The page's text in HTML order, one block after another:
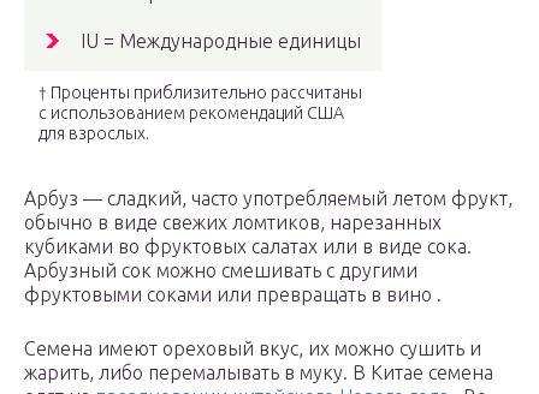
IU = Международные единицы
† Проценты приблизительно рассчитаны
с использованием рекомендаций США
для взрослых.
Арбуз — сладкий, часто употребляемый летом фрукт,
обычно в виде свежих ломтиков, нарезанных
кубиками во фруктовых салатах или в виде сока.
Арбузный сок можно смешивать с другими
фруктовыми соками или превращать в вино .
Семена имеют ореховый вкус, их можно сушить и
жарить, либо перемалывать в муку. В Китае семена